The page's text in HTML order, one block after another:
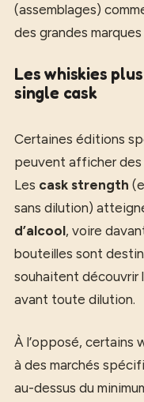
(assemblages)
des grandes
Les whiskies
single cask
Certaines éditions
peuvent afficher des
Les cask strength
sans dilution)
d’alcool, voire
bouteilles sont
souhaitent découvrir
avant toute dilution.
À l’opposé, certains
à des marchés
au-dessus du